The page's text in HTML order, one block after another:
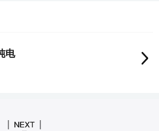
电